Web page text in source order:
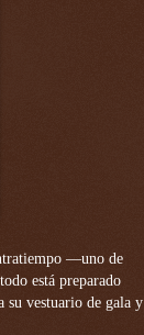
—uno de
está preparado
su vestuario de gala y